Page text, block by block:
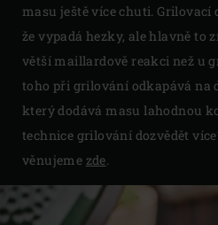
masu ještě více chuti.
že vypadá hezky, ale hlavně to
větší maillardově reakci než u
toho při grilování odkapává na
který dodává masu lahodnou
technice grilování dozvědět
věnujeme zde.